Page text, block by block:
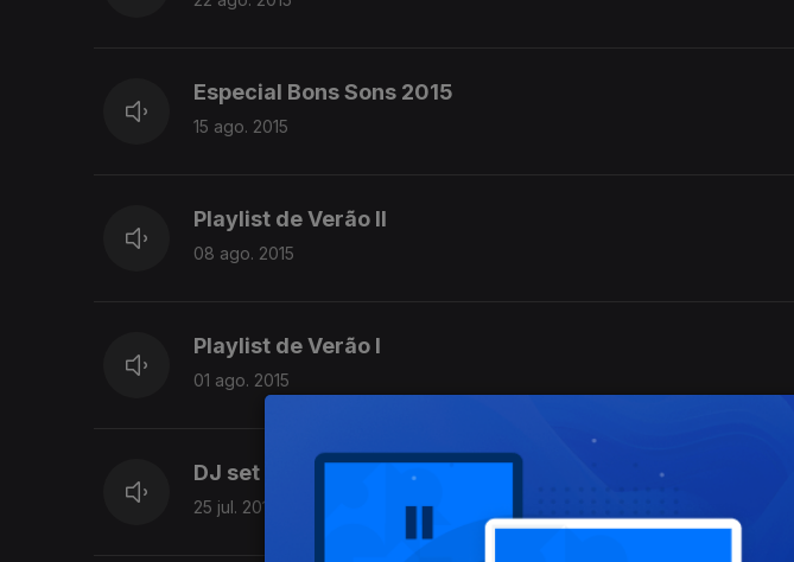
Especial Bons Sons 2015
15 ago. 2015
Playlist de Verão II
08 ago. 2015
Playlist de Verão I
01 ago. 2015
DJ set de Xinobi no 21.º Super Bock Super Rock
25 jul. 2015